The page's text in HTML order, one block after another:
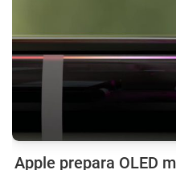
Apple prepara OLED